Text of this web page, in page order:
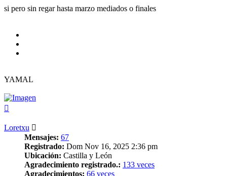
si pero sin regar hasta marzo mediados o finales
YAMAL
Loretxu
Mensajes: 67
Registrado: Dom Nov 16, 2025 2:36 pm
Ubicación: Castilla y León
Agradecimiento registrado.: 133 veces
Agradecimientos: 66 veces